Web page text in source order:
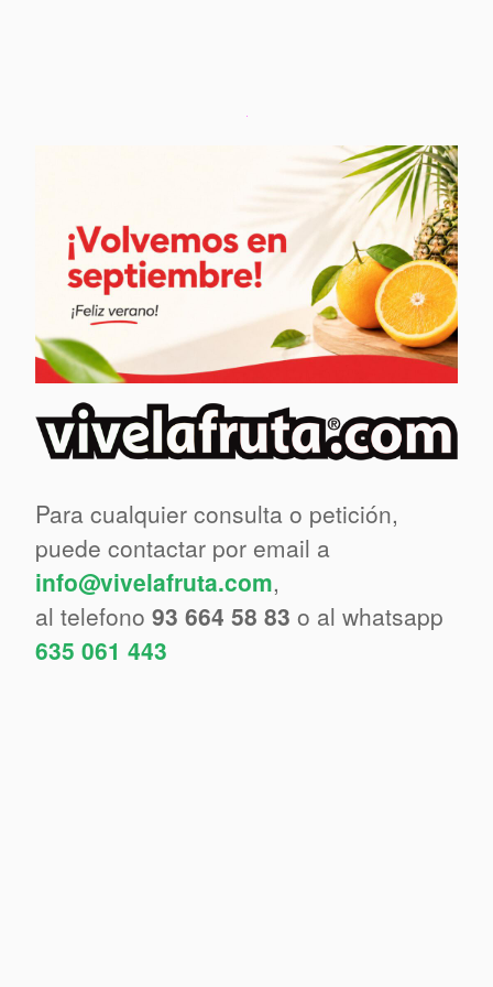
Para cualquier consulta o petición,
puede contactar por email a
info@vivelafruta.com,
al telefono 93 664 58 83 o al whatsapp
635 061 443